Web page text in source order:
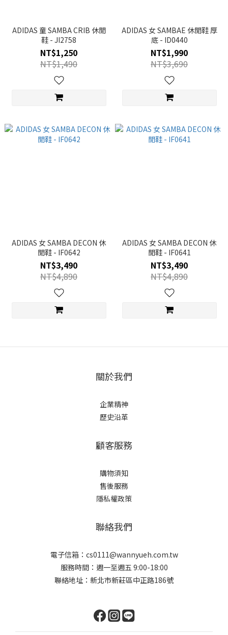
ADIDAS 童 SAMBA CRIB 休閒
鞋 - JI2758
NT$1,250
NT$1,490
ADIDAS 女 SAMBAE 休閒鞋 厚
底 - ID0440
NT$1,990
NT$3,690
ADIDAS 女 SAMBA DECON 休
閒鞋 - IF0642
NT$3,490
NT$4,890
ADIDAS 女 SAMBA DECON 休
閒鞋 - IF0641
NT$3,490
NT$4,890
關於我們
企業精神
歷史沿革
顧客服務
購物須知
售後服務
隱私權政策
聯絡我們
電子信箱：cs0111@wannyueh.com.tw
服務時間：週一至週五 9:00-18:00
聯絡地址：新北市新莊區中正路186號